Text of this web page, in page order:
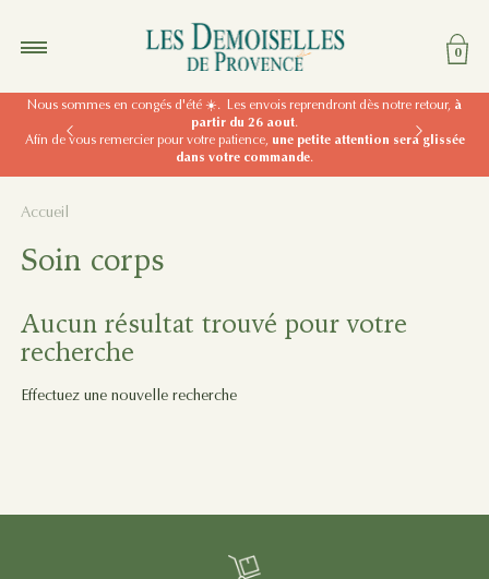
Ouvrir le menu
Les Demoiselles de Provence
0
Nous sommes en congés d'été ☀️. Les envois reprendront dès notre retour, à
partir du 26 aout.
Afin de vous remercier pour votre patience, une petite attention sera glissée
dans votre commande.
10% DE REMISE SUR VOTRE PREMIÈRE COMMANDE AVEC LE CODE "
bienvenue10 "
Slide précédente Slide
Accueil
Soin corps
Aucun résultat trouvé pour votre
recherche
Effectuez une nouvelle recherche